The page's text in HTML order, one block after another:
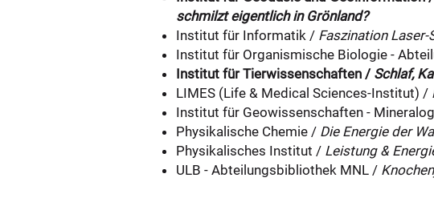
schmilzt eigentlich in Grönland?
Institut für Informatik / Faszination Laser-
Institut für Organismische Biologie -
Institut für Tierwissenschaften / Schlaf,
LIMES (Life & Medical Sciences-Institut) /
Institut für Geowissenschaften -
Physikalische Chemie / Die Energie der
Physikalisches Institut / Leistung &
ULB - Abteilungsbibliothek MNL /